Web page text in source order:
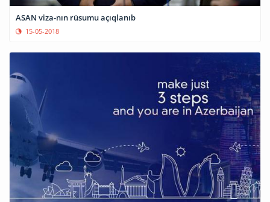
ASAN viza-nın rüsumu açıqlanıb
15-05-2018